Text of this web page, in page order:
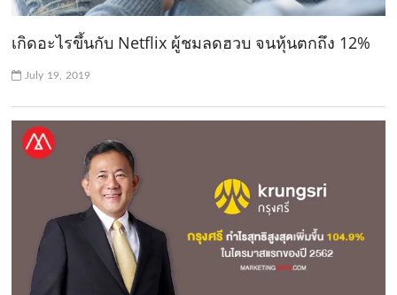
เกิดอะไรขึ้นกับ Netflix ผู้ชมลดฮวบ จนหุ้นตกถึง 12%
July 19, 2019